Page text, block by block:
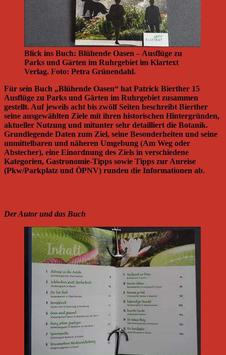
Blick ins Buch: Blühende Oasen – Ausflüge zu
Parks und Gärten im Ruhrgebiet im Klartext
Verlag. Foto: Petra Grünendahl.
Für sein Buch „Blühende Oasen“ hat Patrick Bierther 15
Ausflüge zu Parks und Gärten im Ruhrgebiet zusammen
gestellt. Auf jeweils acht bis zwölf Seiten beschreibt Bierther
seine ausgewählten Ziele mit ihren historischen Hintergründen,
aktueller Nutzung und mitunter sehr detailliert die Botanik.
Grundlegende Daten zum Ziel, seine Besonderheiten und seine
unmittelbaren und näheren Umgebung (Am Weg oder
Abstecher), eine Einordnung des Ziels in verschiedene
Kategorien, Gastronomie-Tipps sowie Tipps zur Anreise
(Pkw/Parkplatz und ÖPNV) runden die Informationen ab.
Der Autor und das Buch